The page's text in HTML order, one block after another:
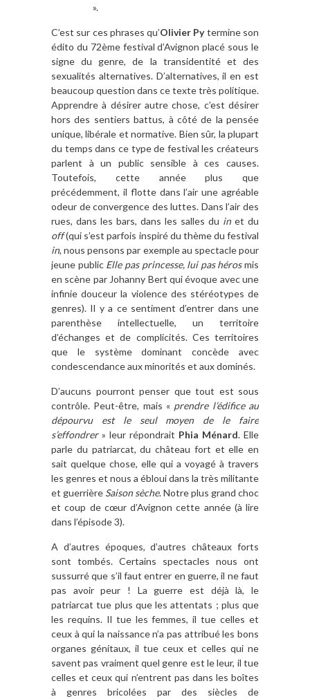
».
C’est sur ces phrases qu’Olivier Pytermine son
édito du 72ème festival d’Avignon placé sous le
signe du genre, de la transidentité et des
sexualités alternatives. D’alternatives, il en est
beaucoup question dans ce texte très politique.
Apprendre à désirer autre chose, c’est désirer
hors des sentiers battus, à côté de la pensée
unique, libérale et normative. Bien sûr, la plupart
du temps dans ce type de festival les créateurs
parlent à un public sensible à ces causes.
Toutefois, cette année plus que
précédemment, il flotte dans l’air une agréable
odeur de convergence des luttes. Dans l’air des
rues, dans les bars, dans les salles du inet du
off(qui s’est parfois inspiré du thème du festival
in, nous pensons par exemple au spectacle pour
jeune public Elle pas princesse, lui pas hérosmis
en scène par Johanny Bert qui évoque avec une
infinie douceur la violence des stéréotypes de
genres). Il y a ce sentiment d’entrer dans une
parenthèse intellectuelle, un territoire
d’échanges et de complicités. Ces territoires
que le système dominant concède avec
condescendance aux minorités et aux dominés.
D’aucuns pourront penser que tout est sous
contrôle. Peut-être, mais « prendre l’édifice au
dépourvu est le seul moyen de le faire
s’effondrer» leur répondrait Phia Ménard. Elle
parle du patriarcat, du château fort et elle en
sait quelque chose, elle qui a voyagé à travers
les genres et nous a ébloui dans la très militante
et guerrière Saison sèche. Notre plus grand choc
et coup de cœur d’Avignon cette année (à lire
dans l’épisode 3).
A d’autres époques, d’autres châteaux forts
sont tombés. Certains spectacles nous ont
sussurré que s’il faut entrer en guerre, il ne faut
pas avoir peur ! La guerre est déjà là, le
patriarcat tue plus que les attentats ; plus que
les requins. Il tue les femmes, il tue celles et
ceux à qui la naissance n’a pas attribué les bons
organes génitaux, il tue ceux et celles qui ne
savent pas vraiment quel genre est le leur, il tue
celles et ceux qui n’entrent pas dans les boîtes
à genres bricolées par des siècles de